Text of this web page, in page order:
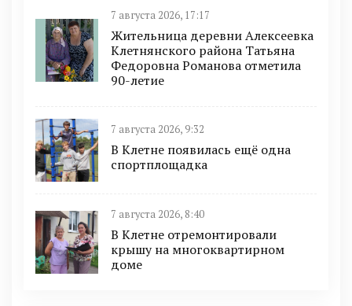
7 августа 2026, 17:17
Жительница деревни Алексеевка
Клетнянского района Татьяна
Федоровна Романова отметила
90-летие
7 августа 2026, 9:32
В Клетне появилась ещё одна
спортплощадка
7 августа 2026, 8:40
В Клетне отремонтировали
крышу на многоквартирном
доме